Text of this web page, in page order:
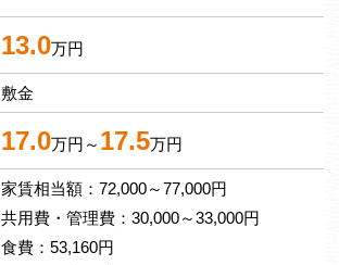
13.0万円
敷金
17.0万円～ 17.5万円
家賃相当額：72,000～77,000円
共用費・管理費：30,000～33,000円
食費：53,160円